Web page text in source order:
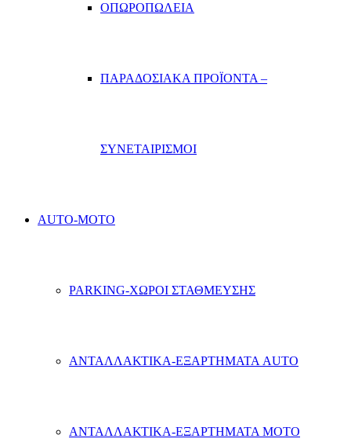
ΟΠΩΡΟΠΩΛΕΙΑ
ΠΑΡΑΔΟΣΙΑΚΑ ΠΡΟΪΟΝΤΑ –
ΣΥΝΕΤΑΙΡΙΣΜΟΙ
AUTO-MOTO
PARKING-ΧΩΡΟΙ ΣΤΑΘΜΕΥΣΗΣ
ΑΝΤΑΛΛΑΚΤΙΚΑ-ΕΞΑΡΤΗΜΑΤΑ AUTO
ΑΝΤΑΛΛΑΚΤΙΚΑ-ΕΞΑΡΤΗΜΑΤΑ MOTO